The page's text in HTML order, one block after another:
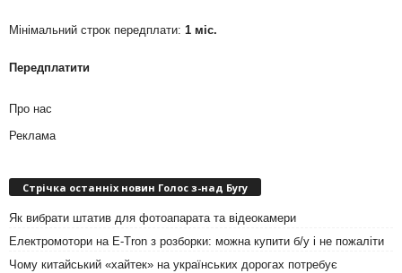
Мінімальний строк передплати: 1 міс.
Передплатити
Про нас
Реклама
Стрічка останніх новин Голос з-над Бугу
Як вибрати штатив для фотоапарата та відеокамери
Електромотори на E-Tron з розборки: можна купити б/у і не пожаліти
Чому китайський «хайтек» на українських дорогах потребує